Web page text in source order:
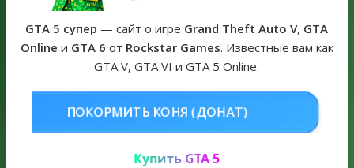
GTA 6 официальная обложка игры и Предзаказ Grand Theft
Auto VI
GTA 5 супер — сайт о игре Grand Theft Auto V, GTA
Online и GTA 6 от Rockstar Games. Известные вам как
GTA V, GTA VI и GTA 5 Online.
(ДОНАТ) КУПИТЬ GTA 5
Купить GTA 5